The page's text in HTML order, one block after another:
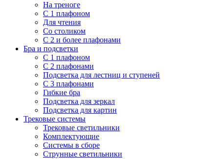
На треноге
С 1 плафоном
Для чтения
Со столиком
С 2 и более плафонами
Бра и подсветки
С 1 плафоном
С 2 плафонами
Подсветка для лестниц и ступеней
С 3 плафонами
Гибкие бра
Подсветка для зеркал
Подсветка для картин
Трековые системы
Трековые светильники
Комплектующие
Системы в сборе
Струнные светильники